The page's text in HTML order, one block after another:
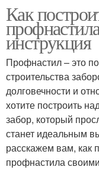
Как
инструкция
Профнастил – это
строительства
долговечности и
хотите построить
забор, который
станет идеальным
расскажем вам, как
профнастила